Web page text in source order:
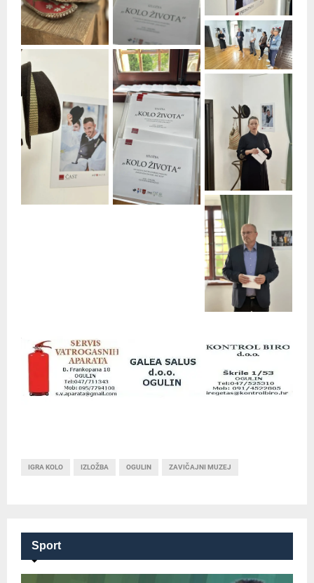
IGRA KOLO IZLOŽBA OGULIN ZAVIČAJNI MUZEJ
Sport